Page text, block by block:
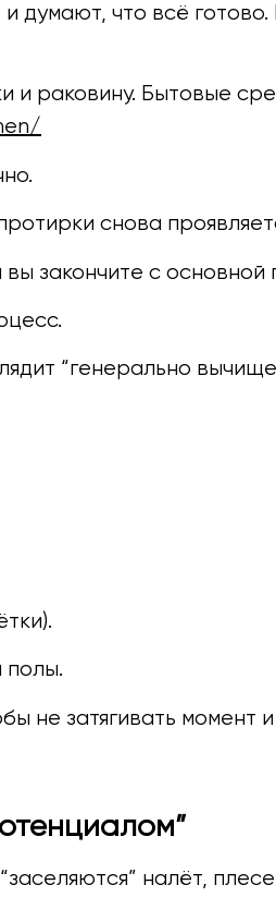
думают, что всё готово.
и раковину. Бытовые
снова
закончите с основной
“генерально
полы.
не затягивать момент и
налёт,